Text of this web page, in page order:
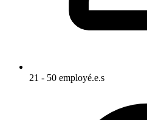
21 - 50 employé.e.s